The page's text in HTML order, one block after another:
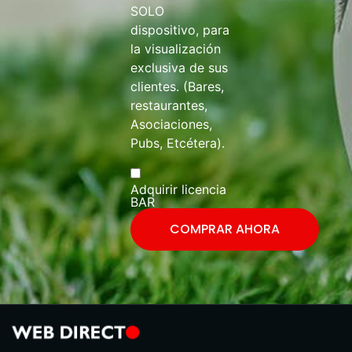
SOLO
dispositivo, para
la visualización
exclusiva de sus
clientes. (Bares,
restaurantes,
Asociaciones,
Pubs, Etcétera).
Adquirir licencia
BAR
COMPRAR AHORA